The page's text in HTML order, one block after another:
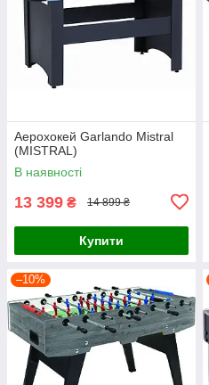
Аерохокей Garlando Mistral
(MISTRAL)
В наявності
13 399 ₴ 14 899 ₴
Купити
–10%